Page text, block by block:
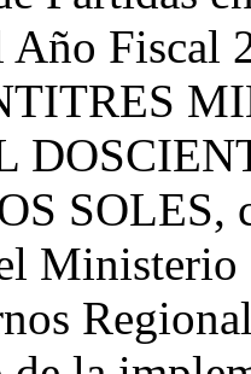
Fiscal
SOLES,
Ministerio